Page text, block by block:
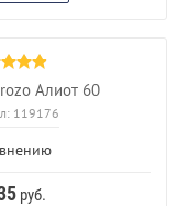
Алиот 60
119176
руб.